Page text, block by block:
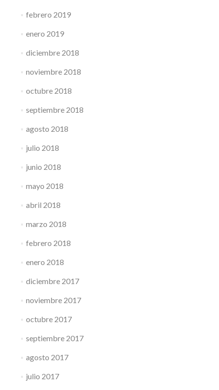
febrero 2019
enero 2019
diciembre 2018
noviembre 2018
octubre 2018
septiembre 2018
agosto 2018
julio 2018
junio 2018
mayo 2018
abril 2018
marzo 2018
febrero 2018
enero 2018
diciembre 2017
noviembre 2017
octubre 2017
septiembre 2017
agosto 2017
julio 2017